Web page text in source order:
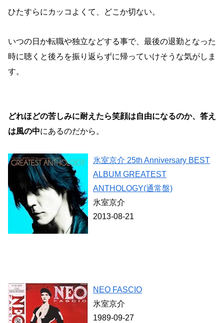
ひたすらにカッコよくて、どこか切ない。
いつの日か転職や独立などする事で、最後の退勤となった
時に聴くと後ろを振り返らずに帰っていけそうな気がしま
す。
どれほどの苦しみに耐えたら笑顔は自由になるのか、答え
は風の中にあるのだから。
氷室京介 25th Anniversary BEST
ALBUM GREATEST
ANTHOLOGY(通常盤)
氷室京介
2013-08-21
NEO FASCIO
氷室京介
1989-09-27